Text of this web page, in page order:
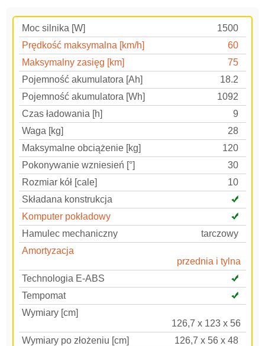
Moc silnika [W]
1500
Prędkość maksymalna [km/h]
60
Maksymalny zasięg [km]
75
Pojemność akumulatora [Ah]
18.2
Pojemność akumulatora [Wh]
1092
Czas ładowania [h]
9
Waga [kg]
28
Maksymalne obciążenie [kg]
120
Pokonywanie wzniesień [°]
30
Rozmiar kół [cale]
10
Składana konstrukcja
Komputer pokładowy
Hamulec mechaniczny
tarczowy
Amortyzacja
przednia i tylna
Technologia E-ABS
Tempomat
Wymiary [cm]
126,7 x 123 x 56
Wymiary po złożeniu [cm]
126,7 x 56 x 48